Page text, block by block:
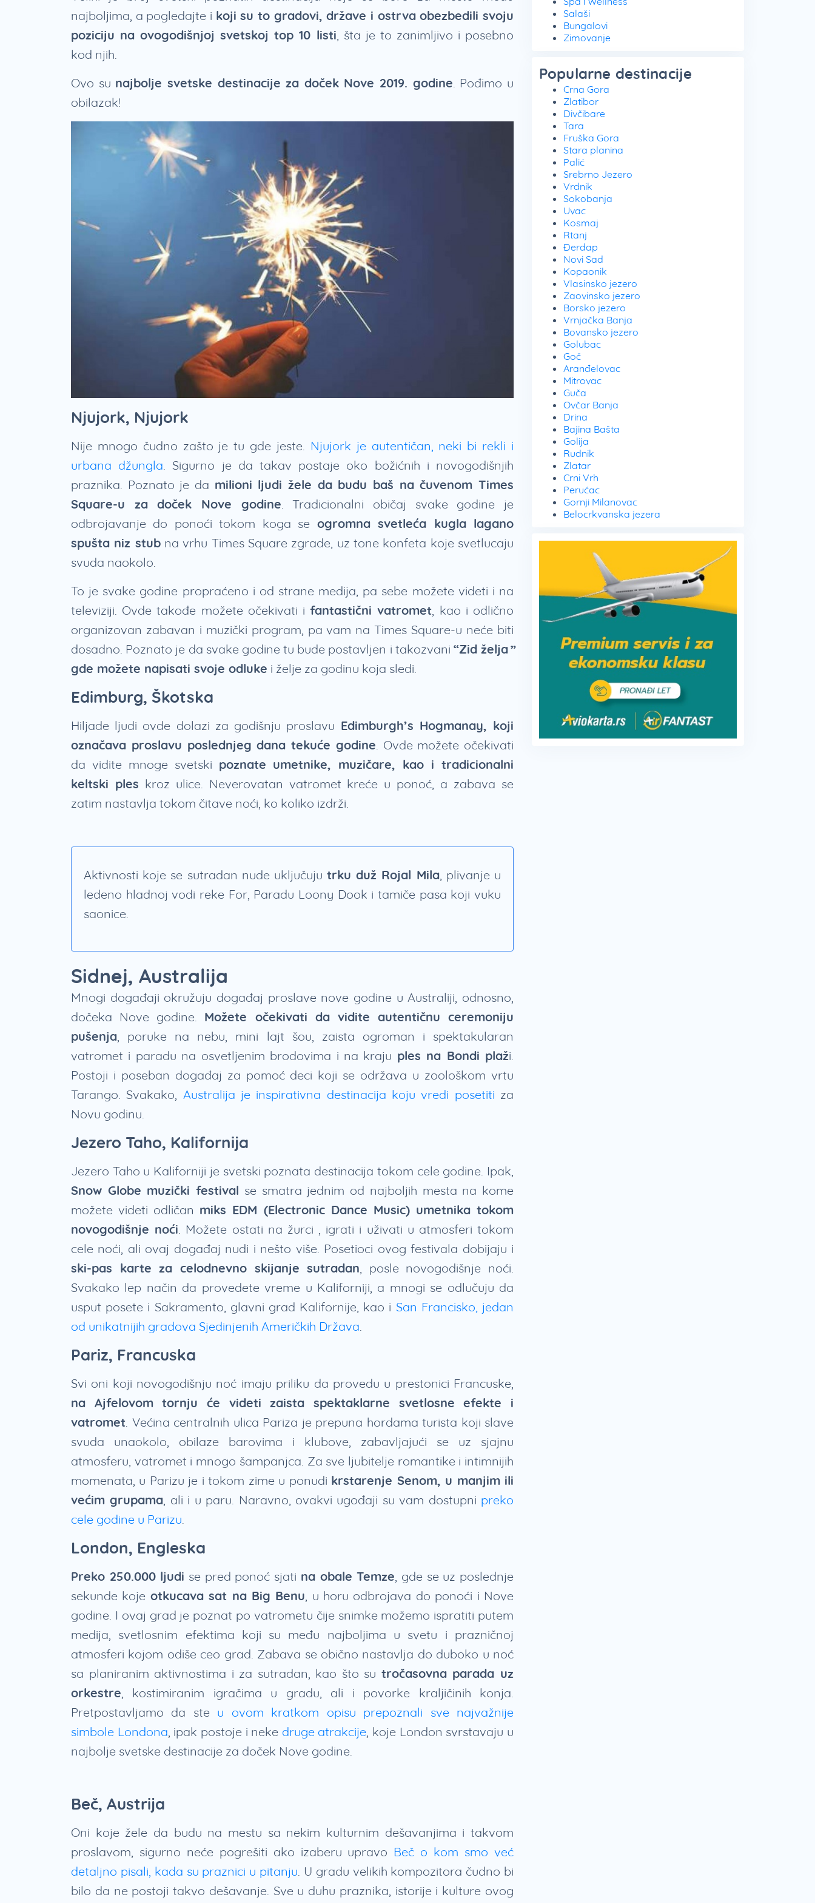
najboljima, a pogledajte i koji su to gradovi, države i ostrva obezbedili svoju
poziciju na ovogodišnjoj svetskoj top 10 listi, šta je to zanimljivo i posebno
kod njih.
Ovo su najbolje svetske destinacije za doček Nove 2019. godine. Pođimo u
obilazak!
Njujork, Njujork
Nije mnogo čudno zašto je tu gde jeste. Njujork je autentičan, neki bi rekli i
urbana džungla. Sigurno je da takav postaje oko božićnih i novogodišnjih
praznika. Poznato je da milioni ljudi žele da budu baš na čuvenom Times
Square-u za doček Nove godine. Tradicionalni običaj svake godine je
odbrojavanje do ponoći tokom koga se ogromna svetleća kugla lagano
spušta niz stubna vrhu Times Square zgrade, uz tone konfeta koje svetlucaju
svuda naokolo.
To je svake godine propraćeno i od strane medija, pa sebe možete videti i na
televiziji. Ovde takođe možete očekivati ifantastični vatromet, kao i odlično
organizovan zabavan i muzički program, pa vam na Times Square-u neće biti
dosadno. Poznato je da svake godine tu bude postavljen i takozvani “Zid želja”
gde možete napisati svoje odluke i želje za godinu koja sledi.
Edimburg, Škotska
Hiljade ljudi ovde dolazi za godišnju proslavu Edimburgh’s Hogmanay, koji
označava proslavu poslednjeg dana tekuće godine. Ovde možete očekivati
da vidite mnoge svetski poznate umetnike, muzičare, kao i tradicionalni
keltski ples kroz ulice. Neverovatan vatromet kreće u ponoć, a zabava se
zatim nastavlja tokom čitave noći, ko koliko izdrži.
Aktivnosti koje se sutradan nude uključujutrku duž Rojal Mila, plivanje u
ledeno hladnoj vodi reke For, Paradu Loony Dook i tamiče pasa koji vuku
saonice.
Sidnej, Australija
Mnogi događaji okružuju događaj proslave nove godine u Australiji, odnosno,
dočeka Nove godine. Možete očekivati da vidite autentičnu ceremoniju
pušenja, poruke na nebu, mini lajt šou, zaista ogroman i spektakularan
vatromet i paradu na osvetljenim brodovima i na kraju ples na Bondi plaži.
Postoji i poseban događaj za pomoć deci koji se održava u zoološkom vrtu
Tarango. Svakako, Australija je inspirativna destinacija koju vredi posetiti za
Novu godinu.
Jezero Taho, Kalifornija
Jezero Taho u Kaliforniji je svetski poznata destinacija tokom cele godine. Ipak,
Snow Globe muzički festival se smatra jednim od najboljih mesta na kome
možete videti odličan miks EDM (Electronic Dance Music) umetnika tokom
novogodišnje noći. Možete ostati na žurci , igrati i uživati u atmosferi tokom
cele noći, ali ovaj događaj nudi i nešto više. Posetioci ovog festivala dobijaju i
ski-pas karte za celodnevno skijanje sutradan, posle novogodišnje noći.
Svakako lep način da provedete vreme u Kaliforniji, a mnogi se odlučuju da
usput posete i Sakramento, glavni grad Kalifornije, kao i San Francisko, jedan
od unikatnijih gradova Sjedinjenih Američkih Država.
Pariz, Francuska
Svi oni koji novogodišnju noć imaju priliku da provedu u prestonici Francuske,
na Ajfelovom tornju će videti zaista spektaklarne svetlosne efekte i
vatromet. Većina centralnih ulica Pariza je prepuna hordama turista koji slave
svuda unaokolo, obilaze barovima i klubove, zabavljajući se uz sjajnu
atmosferu, vatromet i mnogo šampanjca. Za sve ljubitelje romantike i intimnijih
momenata, u Parizu je i tokom zime u ponudi krstarenje Senom, u manjim ili
većim grupama, ali i u paru. Naravno, ovakvi ugođaji su vam dostupni preko
cele godine u Parizu.
London, Engleska
Preko 250.000 ljudi se pred ponoć sjati na obale Temze, gde se uz poslednje
sekunde koje otkucava sat na Big Benu, u horu odbrojava do ponoći i Nove
godine. I ovaj grad je poznat po vatrometu čije snimke možemo ispratiti putem
medija, svetlosnim efektima koji su među najboljima u svetu i prazničnoj
atmosferi kojom odiše ceo grad. Zabava se obično nastavlja do duboko u noć
sa planiranim aktivnostima i za sutradan, kao što su tročasovna parada uz
orkestre, kostimiranim igračima u gradu, ali i povorke kraljičinih konja.
Pretpostavljamo da ste u ovom kratkom opisu prepoznali sve najvažnije
simbole Londona, ipak postoje i neke druge atrakcije, koje London svrstavaju u
najbolje svetske destinacije za doček Nove godine.
Beč, Austrija
Oni koje žele da budu na mestu sa nekim kulturnim dešavanjima i takvom
proslavom, sigurno neće pogrešiti ako izaberu upravo Beč o kom smo već
detaljno pisali, kada su praznici u pitanju. U gradu velikih kompozitora čudno bi
bilo da ne postoji takvo dešavanje. Sve u duhu praznika, istorije i kulture ovog
Salaši
Bungalovi
Zimovanje
Popularne destinacije
Crna Gora
Zlatibor
Divčibare
Tara
Fruška Gora
Stara planina
Palić
Srebrno Jezero
Vrdnik
Sokobanja
Uvac
Kosmaj
Rtanj
Đerdap
Novi Sad
Kopaonik
Vlasinsko jezero
Zaovinsko jezero
Borsko jezero
Vrnjačka Banja
Bovansko jezero
Golubac
Goč
Aranđelovac
Mitrovac
Guča
Ovčar Banja
Drina
Bajina Bašta
Golija
Rudnik
Zlatar
Crni Vrh
Perućac
Gornji Milanovac
Belocrkvanska jezera